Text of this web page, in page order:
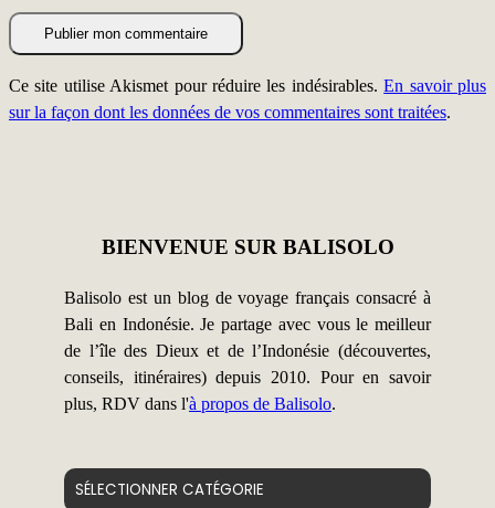
Ce site utilise Akismet pour réduire les indésirables.En savoir plus
sur la façon dont les données de vos commentaires sont traitées.
BIENVENUE SUR BALISOLO
Balisolo est un blog de voyage français consacré à
Bali en Indonésie. Je partage avec vous le meilleur
de l’île des Dieux et de l’Indonésie (découvertes,
conseils, itinéraires) depuis 2010. Pour en savoir
plus, RDV dans l'à propos de Balisolo.